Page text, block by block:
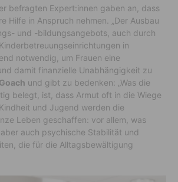
befragten Expert:innen gaben an, dass
Hilfe in Anspruch nehmen. „Der Ausbau
und -bildungsangebots, auch durch
in
notwendig, um Frauen eine
damit finanzielle Unabhängigkeit zu
Goach und gibt zu bedenken: „Was die
belegt, ist, dass Armut oft in die Wiege
und Jugend werden die
Leben geschaffen: vor allem, was
auch psychische Stabilität und
die für die Alltagsbewältigung